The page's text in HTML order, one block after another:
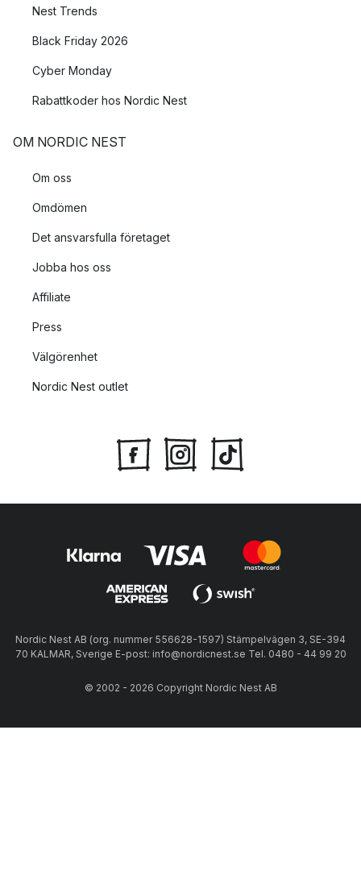
Nest Trends
Black Friday 2026
Cyber Monday
Rabattkoder hos Nordic Nest
OM NORDIC NEST
Om oss
Omdömen
Det ansvarsfulla företaget
Jobba hos oss
Affiliate
Press
Välgörenhet
Nordic Nest outlet
Nordic Nest AB (org. nummer 556628-1597) Stämpelvägen 3, SE-394
70 KALMAR, Sverige E-post: info@nordicnest.se Tel. 0480 - 44 99 20
© 2002 - 2026 Copyright Nordic Nest AB